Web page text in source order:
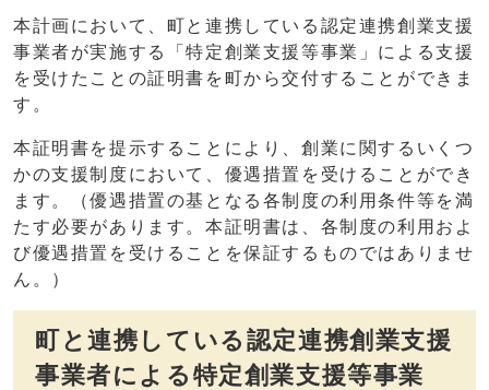
本計画において、町と連携している認定連携創業支援
事業者が実施する「特定創業支援等事業」による支援
を受けたことの証明書を町から交付することができま
す。
本証明書を提示することにより、創業に関するいくつ
かの支援制度において、優遇措置を受けることができ
ます。（優遇措置の基となる各制度の利用条件等を満
たす必要があります。本証明書は、各制度の利用およ
び優遇措置を受けることを保証するものではありませ
ん。）
町と連携している認定連携創業支援
事業者による特定創業支援等事業